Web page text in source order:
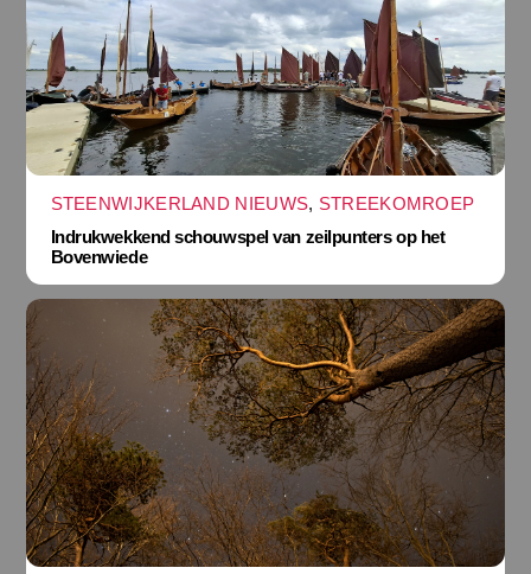
STEENWIJKERLAND NIEUWS, STREEKOMROEP
Indrukwekkend schouwspel van zeilpunters op het
Bovenwiede